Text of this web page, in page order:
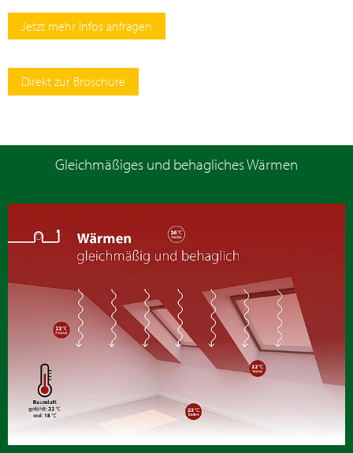
Jetzt mehr Infos anfragen
Direkt zur Broschüre
Gleichmäßiges und behagliches Wärmen